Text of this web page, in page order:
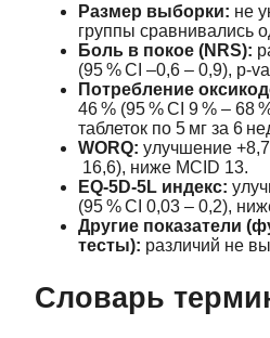
Размер выборки: не
группы сравнивались
Боль в покое (NRS):
(95 % CI –0,6 – 0,9),
Потребление
46 % (95 % CI 9 % – 68
таблеток по 5 мг за 6
WORQ: улучшение
16,6), ниже MCID 13.
EQ‑5D‑5L индекс:
(95 % CI 0,03 – 0,2),
Другие показатели
тесты): различий не
Словарь